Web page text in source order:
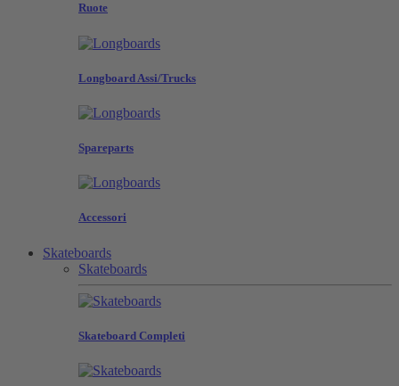
Ruote
Longboard Assi/Trucks
Spareparts
Accessori
Skateboards
Skateboards
Skateboard Completi